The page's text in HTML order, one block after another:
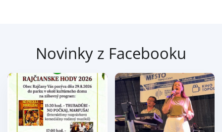
Novinky z Facebooku